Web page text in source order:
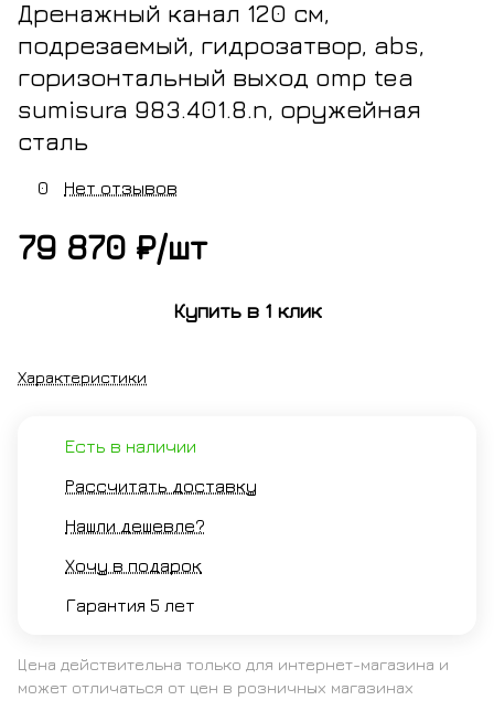
Дренажный канал 120 см,
подрезаемый, гидрозатвор, abs,
горизонтальный выход omp tea
sumisura 983.401.8.n, оружейная
сталь
0 Нет отзывов
79 870 ₽/шт
Купить в 1 клик
Характеристики
Есть в наличии
Рассчитать доставку
Нашли дешевле?
Хочу в подарок
Гарантия 5 лет
Цена действительна только для интернет-магазина и
может отличаться от цен в розничных магазинах